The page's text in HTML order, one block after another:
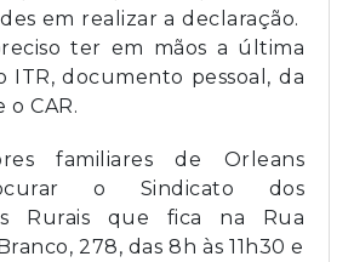
em realizar a declaração.
ter em mãos a última
ITR, documento pessoal, da
CAR.
familiares de Orleans
o Sindicato dos
Rurais que fica na Rua
278, das 8h às 11h30 e